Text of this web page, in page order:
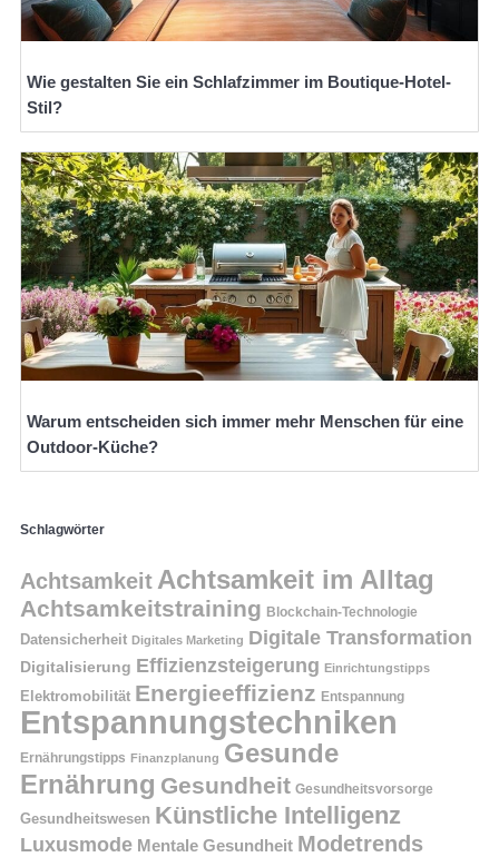
Wie gestalten Sie ein Schlafzimmer im Boutique-Hotel-
Stil?
Warum entscheiden sich immer mehr Menschen für eine
Outdoor-Küche?
Schlagwörter
Achtsamkeit Achtsamkeit im Alltag
Achtsamkeitstraining Blockchain-Technologie
Datensicherheit Digitales Marketing Digitale Transformation
Digitalisierung Effizienzsteigerung Einrichtungstipps
Elektromobilität Energieeffizienz Entspannung
Entspannungstechniken
Ernährungstipps Finanzplanung Gesunde
Ernährung Gesundheit Gesundheitsvorsorge
Gesundheitswesen Künstliche Intelligenz
Luxusmode Mentale Gesundheit Modetrends